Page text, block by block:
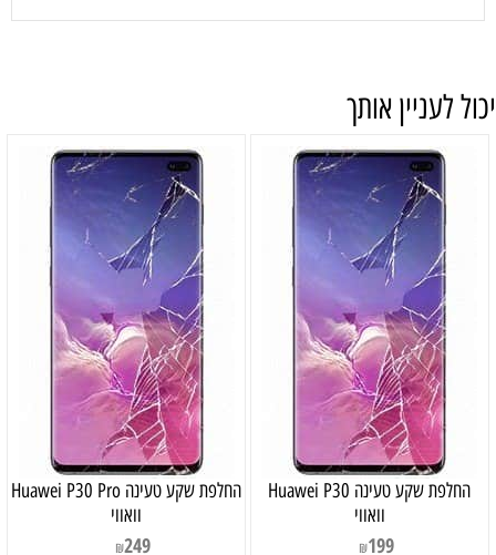
יכול לעניין אותך
‏החלפת שקע טעינה Huawei P30
וואווי
₪199
‏החלפת שקע טעינה Huawei P30 Pro
וואווי
₪249